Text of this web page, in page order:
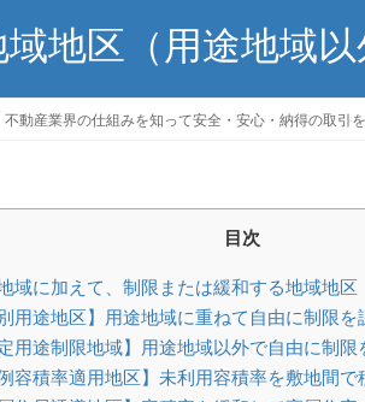
域地区（用途地域
不動産業界の仕組みを知って安全・安心・納得の取引を
目次
域に加えて、制限または緩和する地域地区
用途地区】用途地域に重ねて自由に制限を
用途制限地域】用途地域以外で自由に制限
容積率適用地区】未利用容積率を敷地間